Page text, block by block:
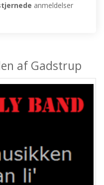
anmeldelser
af Gadstrup